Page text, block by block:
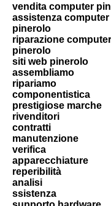
vendita computer
assistenza computer
pinerolo
riparazione computer
pinerolo
siti web pinerolo
assembliamo
ripariamo
componentistica
prestigiose marche
rivenditori
contratti
manutenzione
verifica
apparecchiature
reperibilità
analisi
ssistenza